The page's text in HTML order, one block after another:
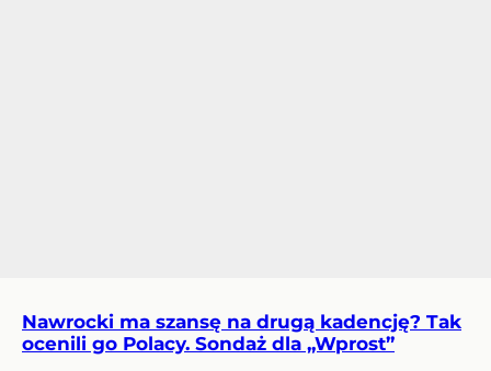
Nawrocki ma szansę na drugą kadencję? Tak
ocenili go Polacy. Sondaż dla „Wprost”